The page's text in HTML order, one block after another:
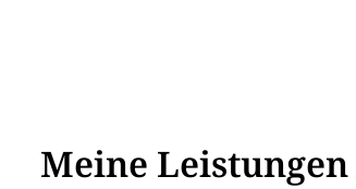
Meine Leistungen